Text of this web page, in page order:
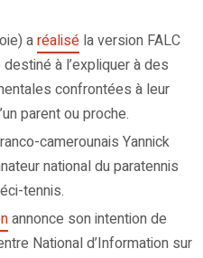
aréalisé la version FALC
à l’expliquer à des
confrontées à leur
parent ou proche.
camerounais Yannick
national du paratennis
tennis.
annonce son intention de
National d’Information sur